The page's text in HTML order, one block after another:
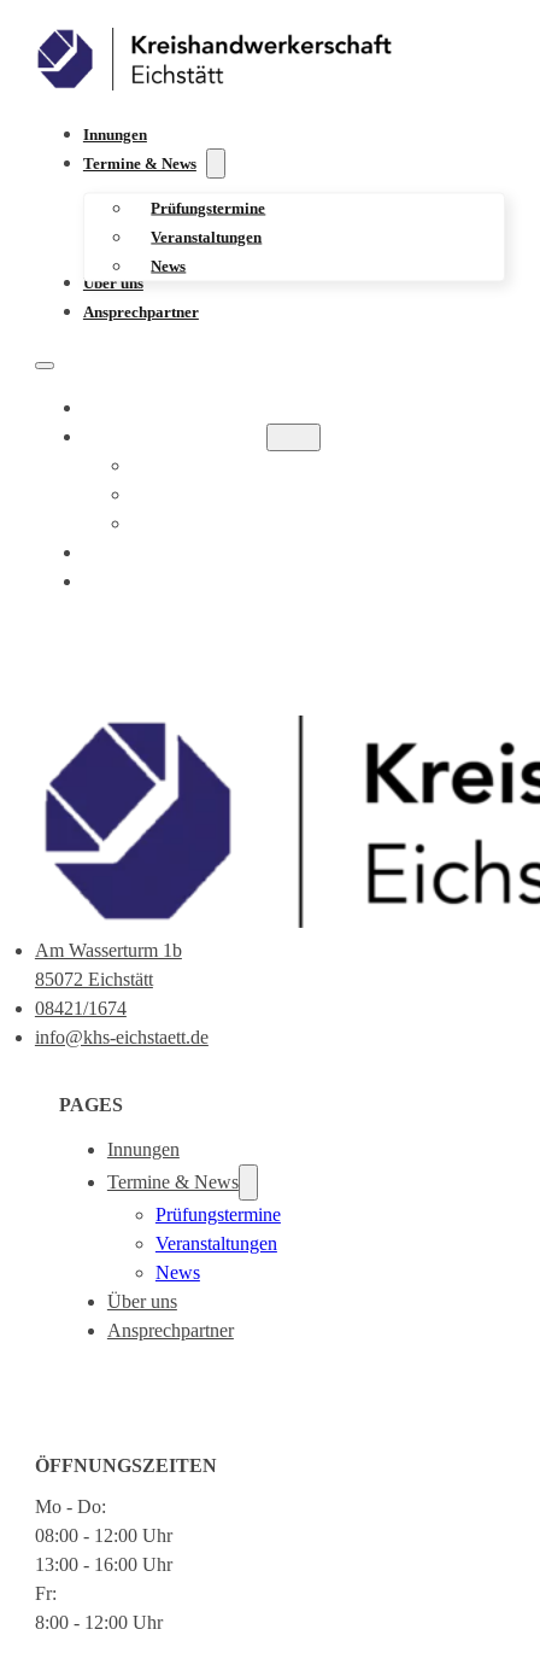
Innungen
Termine & News
Prüfungstermine
Veranstaltungen
News
Über uns
Ansprechpartner
Am Wasserturm 1b
85072 Eichstätt
08421/1674
info@khs-eichstaett.de
PAGES
Innungen
Termine & News
Prüfungstermine
Veranstaltungen
News
Über uns
Ansprechpartner
ÖFFNUNGSZEITEN
Mo - Do:
08:00 - 12:00 Uhr
13:00 - 16:00 Uhr
Fr:
8:00 - 12:00 Uhr